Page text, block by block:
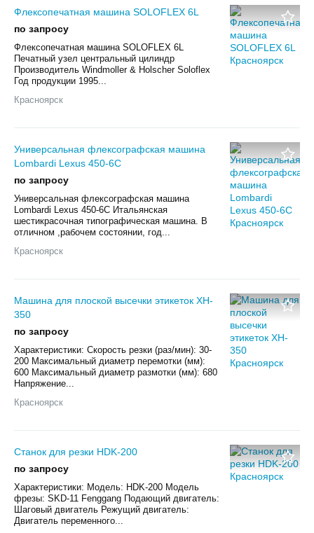
Флексопечатная машина SOLOFLEX 6L
по запросу
Флексопечатная машина SOLOFLEX 6L
Печатный узел центральный цилиндр
Производитель Windmoller & Holscher Soloflex
Год продукции 1995...
Красноярск
Универсальная флексографская машина
Lombardi Lexus 450-6С
по запросу
Универсальная флексографская машина
Lombardi Lexus 450-6С Итальянская
шестикрасочная типографическая машина. В
отличном ,рабочем состоянии, год...
Красноярск
Машина для плоской высечки этикеток XH-
350
по запросу
Характеристики: Скорость резки (раз/мин): 30-
200 Максимальный диаметр перемотки (мм):
600 Максимальный диаметр размотки (мм): 680
Напряжение...
Красноярск
Станок для резки HDK-200
по запросу
Характеристики: Модель: HDK-200 Модель
фрезы: SKD-11 Fenggang Подающий двигатель:
Шаговый двигатель Режущий двигатель:
Двигатель переменного...